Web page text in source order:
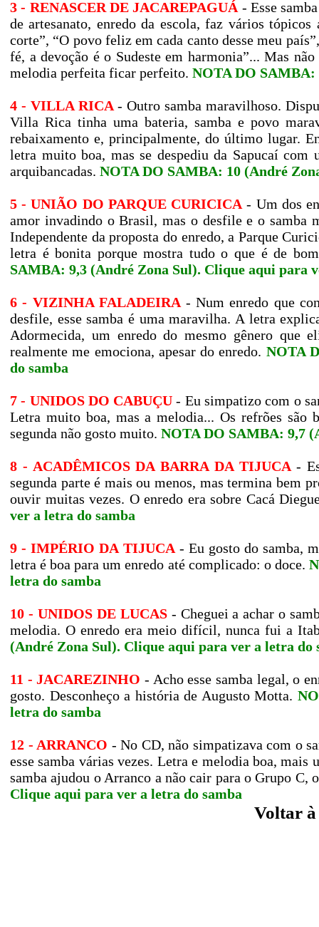
3 - RENASCER DE JACAREPAGUÁ - Esse
de artesanato, enredo da escola, faz vários
corte”, “O povo feliz em cada canto desse meu
fé, a devoção é o Sudeste em harmonia”... Mas
melodia perfeita ficar perfeito. NOTA DO
4 - VILLA RICA - Outro samba maravilhoso.
Villa Rica tinha uma bateria, samba e povo
rebaixamento e, principalmente, do último lugar.
letra muito boa, mas se despediu da Sapucaí
arquibancadas. NOTA DO SAMBA: 10 (André
5 - UNIÃO DO PARQUE CURICICA - Um dos
amor invadindo o Brasil, mas o desfile e o samba
Independente da proposta do enredo, a Parque
letra é bonita porque mostra tudo o que é de
SAMBA: 9,3 (André Zona Sul). Clique aqui para
6 - VIZINHA FALADEIRA - Num enredo que
desfile, esse samba é uma maravilha. A letra
Adormecida, um enredo do mesmo gênero que
realmente me emociona, apesar do enredo. NOTA
do samba
7 - UNIDOS DO CABUÇU - Eu simpatizo com o
Letra muito boa, mas a melodia... Os refrões são
segunda não gosto muito. NOTA DO SAMBA: 9,7
8 - ACADÊMICOS DA BARRA DA TIJUCA-
segunda parte é mais ou menos, mas termina bem
ouvir muitas vezes. O enredo era sobre Cacá
ver a letra do samba
9 - IMPÉRIO DA TIJUCA- Eu gosto do samba,
letra é boa para um enredo até complicado: o doce.
letra do samba
10 - UNIDOS DE LUCAS- Cheguei a achar o
melodia. O enredo era meio difícil, nunca fui a
(André Zona Sul). Clique aqui para ver a letra do
11 - JACAREZINHO - Acho esse samba legal, o
gosto. Desconheço a história de Augusto Motta.
letra do samba
12 - ARRANCO - No CD, não simpatizava com o
esse samba várias vezes. Letra e melodia boa,
samba ajudou o Arranco a não cair para o Grupo C,
Clique aqui para ver a letra do samba
Voltar à